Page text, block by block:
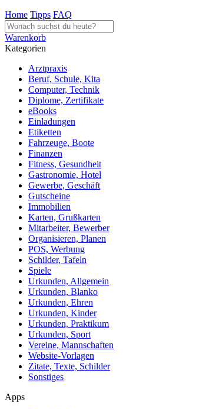
Home Tipps FAQ
Warenkorb
Kategorien
Arztpraxis
Beruf, Schule, Kita
Computer, Technik
Diplome, Zertifikate
eBooks
Einladungen
Etiketten
Fahrzeuge, Boote
Finanzen
Fitness, Gesundheit
Gastronomie, Hotel
Gewerbe, Geschäft
Gutscheine
Immobilien
Karten, Grußkarten
Mitarbeiter, Bewerber
Organisieren, Planen
POS, Werbung
Schilder, Tafeln
Spiele
Urkunden, Allgemein
Urkunden, Blanko
Urkunden, Ehren
Urkunden, Kinder
Urkunden, Praktikum
Urkunden, Sport
Vereine, Mannschaften
Website-Vorlagen
Zitate, Texte, Schilder
Sonstiges
Apps